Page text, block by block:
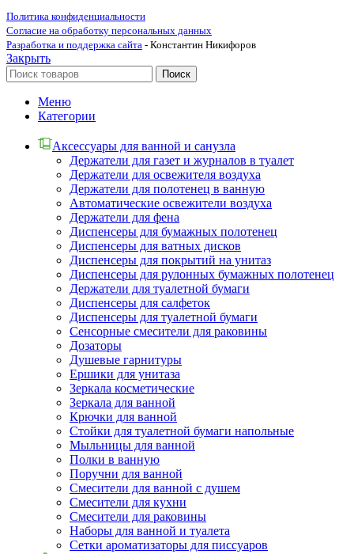
Политика конфиденциальности
Согласие на обработку персональных данных
Разработка и поддержка сайта - Константин Никифоров
Закрыть
Поиск
Меню
Категории
Аксессуары для ванной и санузла
Держатели для газет и журналов в туалет
Держатели для освежителя воздуха
Держатели для полотенец в ванную
Автоматические освежители воздуха
Держатели для фена
Диспенсеры для бумажных полотенец
Диспенсеры для ватных дисков
Диспенсеры для покрытий на унитаз
Диспенсеры для рулонных бумажных полотенец
Держатели для туалетной бумаги
Диспенсеры для салфеток
Диспенсеры для туалетной бумаги
Сенсорные смесители для раковины
Дозаторы
Душевые гарнитуры
Ершики для унитаза
Зеркала косметические
Зеркала для ванной
Крючки для ванной
Стойки для туалетной бумаги напольные
Мыльницы для ванной
Полки в ванную
Поручни для ванной
Смесители для ванной с душем
Смесители для кухни
Смесители для раковины
Наборы для ванной и туалета
Сетки ароматизаторы для писсуаров